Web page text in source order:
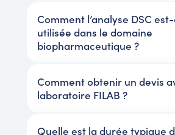
Comment l’analyse DSC
utilisée dans le domaine
biopharmaceutique ?
Comment obtenir un devis
laboratoire FILAB ?
Quelle est la durée typique